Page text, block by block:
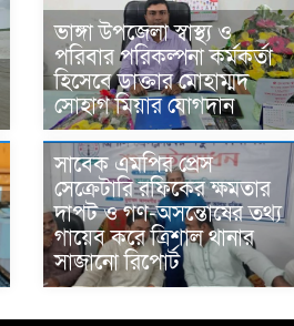
ভাঙ্গা উপজেলা স্বাস্থ্য ও
পরিবার পরিকল্পনা কর্মকর্তা
হিসেবে ডাক্তার মোহাম্মদ
সোহাগ মিয়ার যোগদান
সাবেক এমপির প্রেস
সেক্রেটারি রফিকের ক্ষমতার
দাপট ও গণ-অসন্তোষের তথ্য
গায়েব করে ত্রিশাল থানার
সাজানো রিপোর্ট